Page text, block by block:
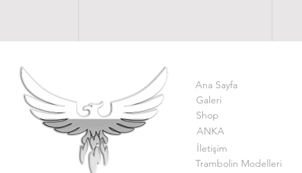
Ana Sayfa
Galeri
Shop
ANKA
İletişim
Trambolin Modelleri